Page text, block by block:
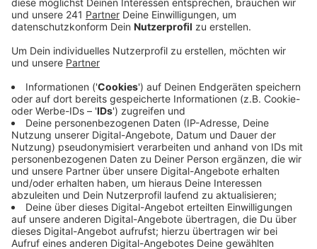
nehmen.
Wegen einer Brückensanierung ist die B51 zwischen
Schmidtheim und Dahlem gesperrt. Und zwar bis zum
kommenden Sonntag. Weil Bauteile für die Brücke zu
spät fertig geworden seien, hat der Landesbetrieb
Straßen NRW die Vollsperrung zweimal absagen
müssen.
Die Umleitung in Richtung Trier ist lang. Sie führt ab